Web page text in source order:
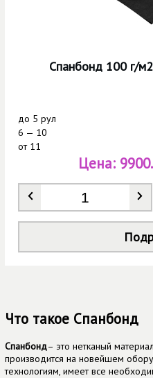
Спанбонд 100 г/
до 5 рул
6 — 10
от11
Количество
Цена:
Что такое Спанбонд
Спанбонд– это нетканый
производится на новейшем
технологиям, имеет все